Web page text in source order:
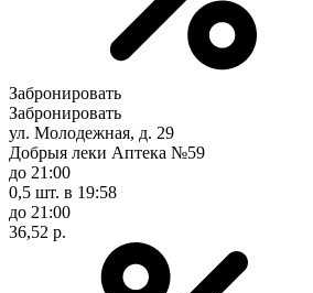
Забронировать
Забронировать
ул. Молодежная, д. 29
Добрыя леки Аптека №59
до 21:00
0,5 шт. в 19:58
до 21:00
36,52 р.